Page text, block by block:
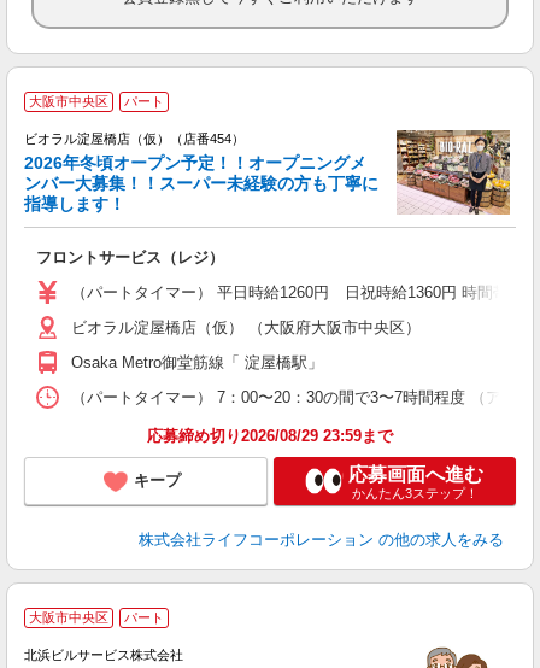
大阪市中央区 パート
ビオラル淀屋橋店（仮）（店番454）
2026年冬頃オープン予定！！オープニングメ
ンバー大募集！！スーパー未経験の方も丁寧に
指導します！
フロントサービス（レジ）
（パートタイマー） 平日時給1260円 日祝時給1360円 時間帯
ビオラル淀屋橋店（仮） （大阪府大阪市中央区）
Osaka Metro御堂筋線「 淀屋橋駅」
（パートタイマー） 7：00〜20：30の間で3〜7時間程度 （アル
応募締め切り2026/08/29 23:59まで
キープ 応募画面へ進む
かんたん3ステップ！
株式会社ライフコーポレーション の他の求人をみる
大阪市中央区 パート
北浜ビルサービス株式会社